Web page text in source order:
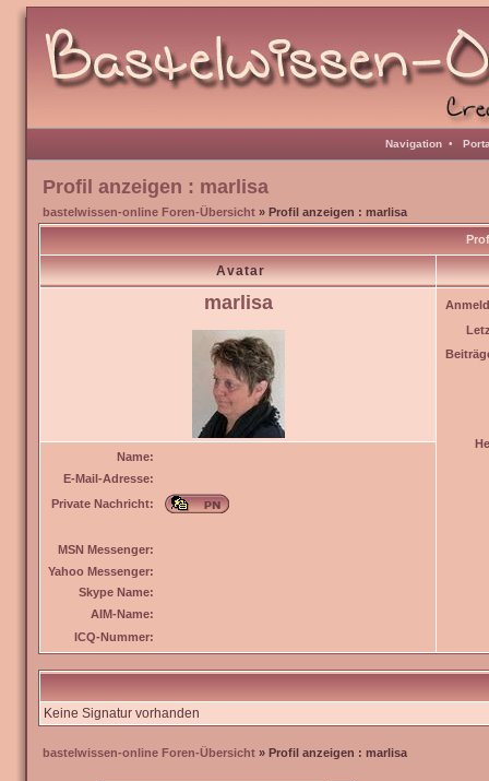
Navigation •
Profil anzeigen : marlisa
bastelwissen-online Foren-Übersicht » Profil anzeigen : marlisa
Avatar
marlisa
Name:
E-Mail-Adresse:
Private Nachricht:
MSN Messenger:
Yahoo Messenger:
Skype Name:
AIM-Name:
ICQ-Nummer:
Keine Signatur vorhanden
bastelwissen-online Foren-Übersicht » Profil anzeigen : marlisa